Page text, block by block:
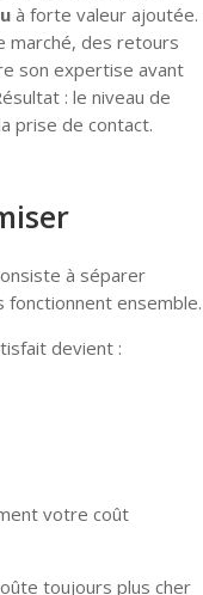
à forte valeur ajoutée.
marché, des retours
son expertise avant
: le niveau de
prise de contact.
à séparer
fonctionnent ensemble.
devient :
votre coût
toujours plus cher